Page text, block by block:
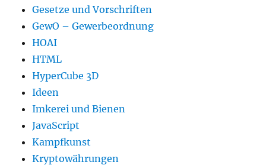
Gesetze und Vorschriften
GewO – Gewerbeordnung
HOAI
HTML
HyperCube 3D
Ideen
Imkerei und Bienen
JavaScript
Kampfkunst
Kryptowährungen